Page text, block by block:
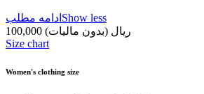
ادامه مطلب Show less
100,000 ریال (بدون مالیات)
Size chart
Women's clothing size